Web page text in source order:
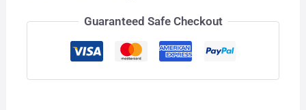
Guaranteed Safe Checkout